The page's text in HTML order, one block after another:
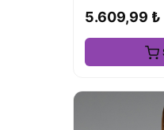
5.609,99 ₺